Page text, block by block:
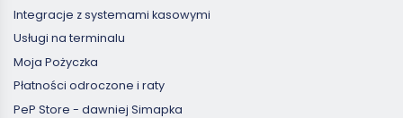
Integracje z systemami kasowymi
Usługi na terminalu
Moja Pożyczka
Płatności odroczone i raty
PeP Store - dawniej Simapka